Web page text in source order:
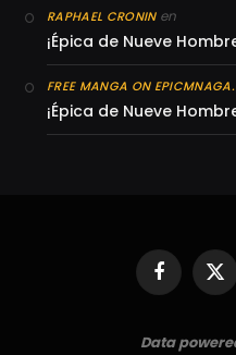
RAPHAEL CRONINen
¡Épica de Nueve
FREE MANGA ON
¡Épica de Nueve
Facebook
X
Data